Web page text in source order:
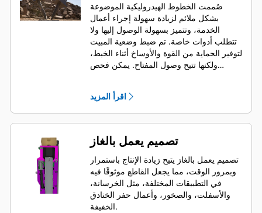
صُممت الخطوط الهيدروليكية الموضوعة
بشكل ملائم لزيادة سهولة إجراء أعمال
الخدمة، وتتميز بسهولة الوصول إليها ولا
تتطلب أدوات خاصة. تم ضبط وضعية المبيت
لتوفير الحماية من القوة والأوساخ أثناء الخبط،
ولكنها تتيح وصول المفتاح. يمكن فحص
بينما القاطع مُركب على الماكينة، مما يتيح
اقرأ المزيد
تصميم يعمل بالغاز
تصميم يعمل بالغاز يتيح زيادة الإنتاج باستمرار
وبمرور الوقت، مما يجعل القاطع موثوقًا فيه
في التطبيقات المختلفة، مثل الخرسانة،
والأسفلت، والصخور، وأعمال حفر الخنادق
الخفيفة.